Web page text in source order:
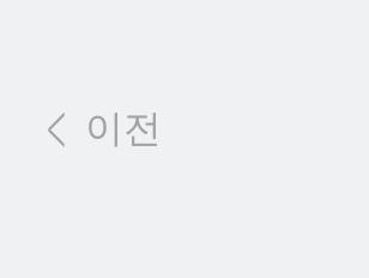
< 이전